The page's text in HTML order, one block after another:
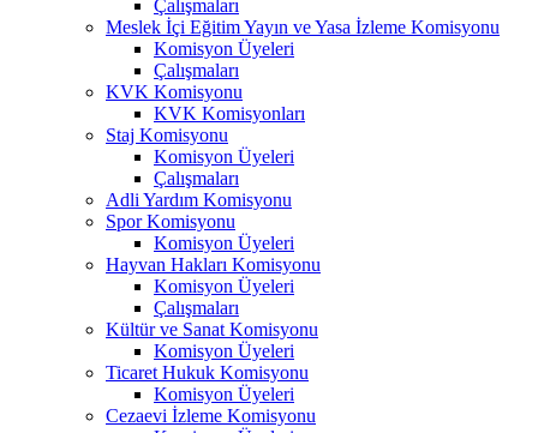
Çalışmaları
Meslek İçi Eğitim Yayın ve Yasa İzleme Komisyonu
Komisyon Üyeleri
Çalışmaları
KVK Komisyonu
KVK Komisyonları
Staj Komisyonu
Komisyon Üyeleri
Çalışmaları
Adli Yardım Komisyonu
Spor Komisyonu
Komisyon Üyeleri
Hayvan Hakları Komisyonu
Komisyon Üyeleri
Çalışmaları
Kültür ve Sanat Komisyonu
Komisyon Üyeleri
Ticaret Hukuk Komisyonu
Komisyon Üyeleri
Cezaevi İzleme Komisyonu